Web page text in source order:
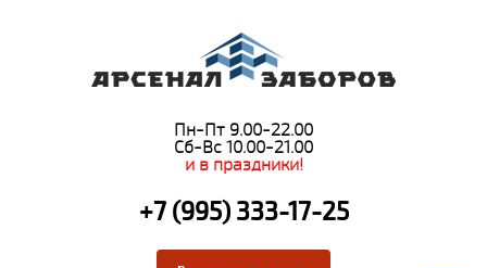
Пн-Пт 9.00-22.00
Сб-Вс 10.00-21.00
и в праздники!
+7 (995) 333-17-25